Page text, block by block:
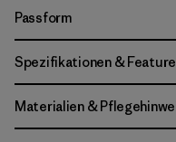
Passform
Spezifikationen &
Materialien &